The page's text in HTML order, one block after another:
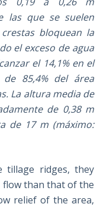
las que se suelen
bloquean la
el exceso de agua
el 14,1% en el
85,4% del área
La altura media de
de 0,38 m
de 17 m (máximo:
tillage ridges, they
flow than that of the
relief of the area,